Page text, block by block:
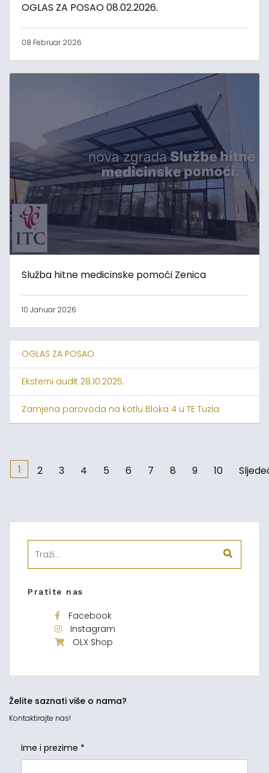
OGLAS ZA POSAO 08.02.2026.
08 Februar 2026
Služba hitne medicinske pomoći Zenica
10 Januar 2026
OGLAS ZA POSAO
Eksterni audit 28.10.2025.
Zamjena parovoda na kotlu Bloka 4 u TE Tuzla
1 2 3 4 5 6 7 8 9 10
Pratite nas
Facebook
Instagram
OLX Shop
Želite saznati više o nama?
Kontaktirajte nas!
Ime i prezime *